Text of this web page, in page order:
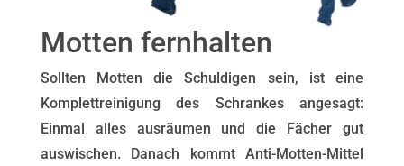
Motten fernhalten
Sollten Motten die Schuldigen sein, ist eine
Komplettreinigung des Schrankes angesagt:
Einmal alles ausräumen und die Fächer gut
auswischen. Danach kommt Anti-Motten-Mittel